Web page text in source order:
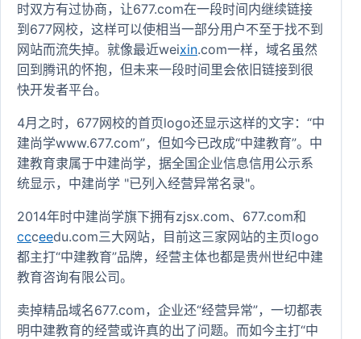
时双方有过协商，让677.com在一段时间内继续链接
到677网校，这样可以使相当一部分用户不至于找不到
网站而流失掉。就像最近weixin.com一样，域名虽然
回到腾讯的怀抱，但未来一段时间里会依旧链接到很
快开发者平台。
4月之时，677网校的首页logo还显示这样的文字：“中
建尚学www.677.com”，但如今已改成“中建教育”。中
建教育隶属于中建尚学，据全国企业信息信用公示系
统显示，中建尚学 "已列入经营异常名录"。
2014年时中建尚学旗下拥有zjsx.com、677.com和
ccceedu.com三大网站，目前这三家网站的主页logo
都主打“中建教育”品牌，经营主体也都是贵州世纪中建
教育咨询有限公司。
卖掉精品域名677.com，企业还“经营异常”，一切都表
明中建教育的经营或许真的出了问题。而如今主打“中